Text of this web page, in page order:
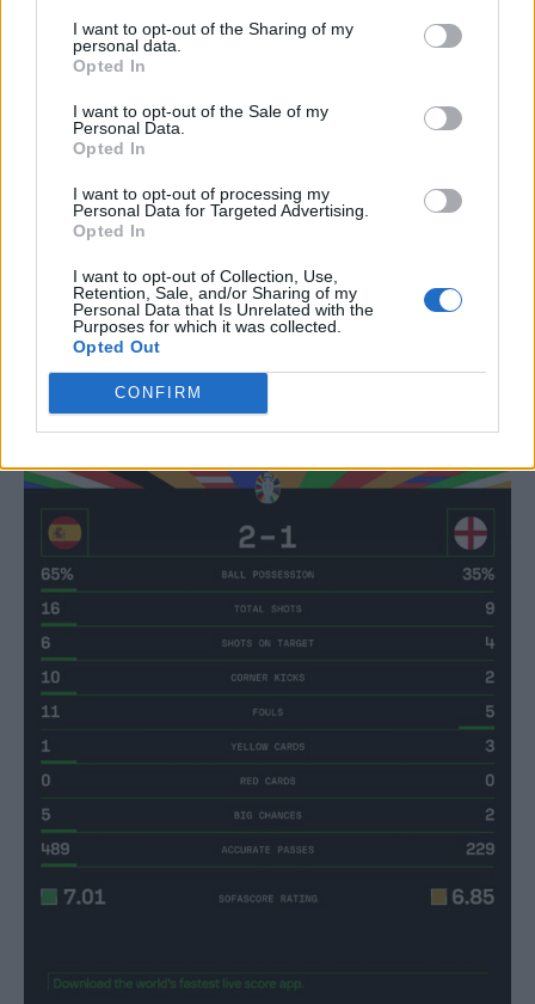
I want to opt-out of the Sharing of my
personal data.
Opted In
I want to opt-out of the Sale of my
Personal Data.
Opted In
I want to opt-out of processing my
Personal Data for Targeted Advertising.
Opted In
I want to opt-out of Collection, Use,
Retention, Sale, and/or Sharing of my
Personal Data that Is Unrelated with the
Purposes for which it was collected.
Opted Out
CONFIRM
infarct”, prin rezerva Oyarzabal, în minutul 86.
Palmer 73
Laporte, Cucurella – Rodri (46 Zubimendi), Fabian Ruiz –
Lamine Yamal (89 Mikel Merino), Dani Olmo, Nico Williams
de ani).
ANGLIA:Pickford – Walker, Stones, Guehi, Shaw – Mainoo
(70 Palmer), Rice – Saka, Foden (89 Toney), Bellingham –
Harry Kane (61 Watkins).
de ani).